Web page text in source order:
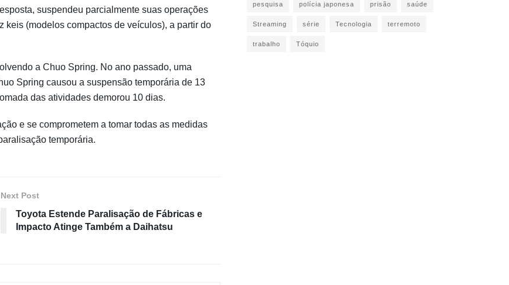
suspendeu parcialmente suas operações
(modelos compactos de veículos), a partir do
a Chuo Spring. No ano passado, uma
Spring causou a suspensão temporária de 13
das atividades demorou 10 dias.
e se comprometem a tomar todas as medidas
temporária.
Next Post
Toyota Estende Paralisação de Fábricas e
Impacto Atinge Também a Daihatsu
pesquisa polícia japonesa prisão saúde
Streaming série Tecnologia terremoto
trabalho Tóquio